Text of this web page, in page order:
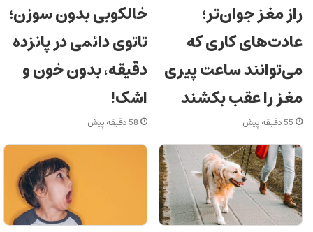
راز مغز جوان‌تر؛
عادت‌های کاری که
می‌توانند ساعت پیری
مغز را عقب بکشند
55 دقیقه پیش
خالکوبی بدون سوزن؛
تاتوی دائمی در پانزده
دقیقه، بدون خون و
اشک!
58 دقیقه پیش